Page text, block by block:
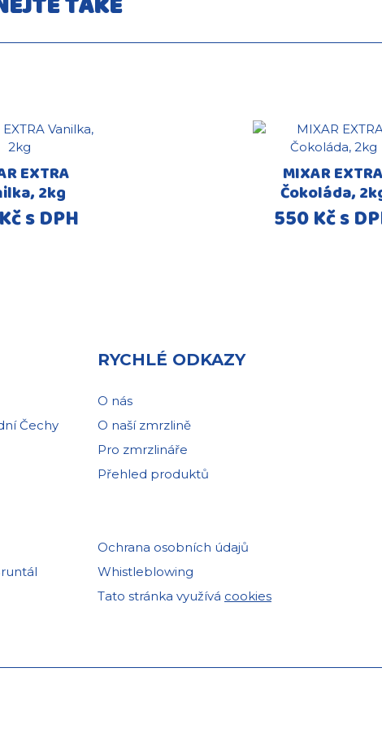
EXTRA
2kg
s DPH
MIXAR EXTRA
Čokoláda,
550 Kč s
Čechy
RYCHLÉ ODKAZY
O nás
O naší zmrzlině
Pro zmrzlináře
Přehled produktů
Ochrana osobních údajů
Whistleblowing
Tato stránka využívá cookies